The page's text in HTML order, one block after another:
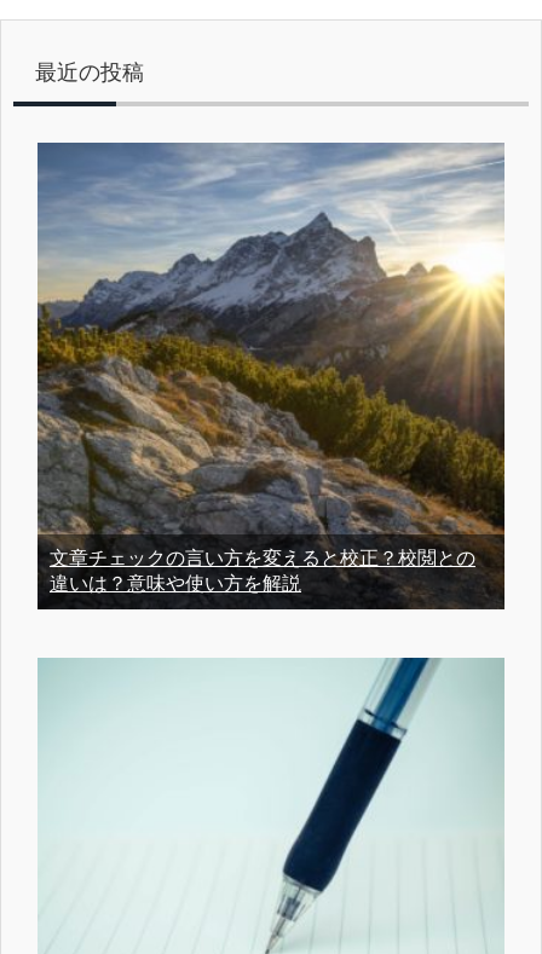
最近の投稿
文章チェックの言い方を変えると校正？校閲との
違いは？意味や使い方を解説